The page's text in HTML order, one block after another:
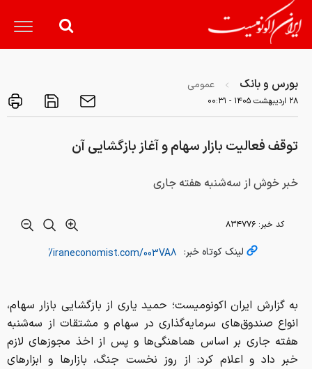
بورس و بانک عمومی
۲۸ ارديبهشت ۱۴۰۵ - ۰۰:۳۱
توقف فعالیت بازار سهام و آغاز بازگشایی آن
خبر خوش از سه‌شنبه هفته جاری
کد خبر: ۸۳۴۷۷۶
لینک کوتاه خبر:
به گزارش ایران اکونومیست؛ حمید یاری از بازگشایی بازار سهام،
انواع صندوق‌های سرمایه‌گذاری در سهام و مشتقات از سه‌شنبه
هفته جاری بر اساس هماهنگی‌ها و پس از اخذ مجوزهای لازم
خبر داد و اعلام کرد: از روز نخست جنگ، بازارها و ابزارهای